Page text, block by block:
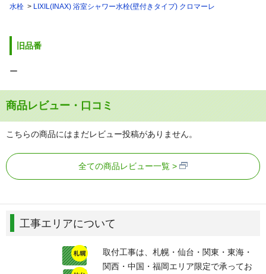
水栓
LIXIL(INAX) 浴室シャワー水栓(壁付きタイプ) クロマーレ
旧品番
ー
商品レビュー・口コミ
こちらの商品にはまだレビュー投稿がありません。
全ての商品レビュー一覧
工事エリアについて
取付工事は、札幌・仙台・関東・東海・
関西・中国・福岡エリア限定で承ってお